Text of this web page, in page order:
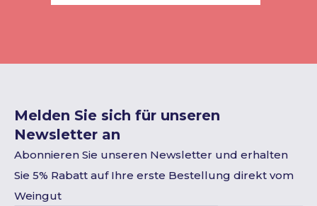
Melden Sie sich für unseren
Newsletter an
Abonnieren Sie unseren Newsletter und erhalten
Sie 5% Rabatt auf Ihre erste Bestellung direkt vom
Weingut